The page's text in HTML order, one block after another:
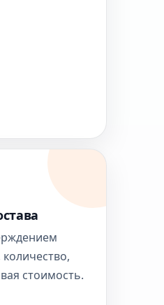
стоимость.